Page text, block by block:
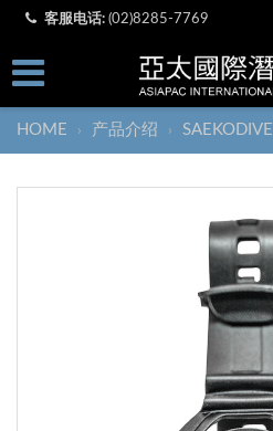
客服电话: (02)8285-7769
HOME › 产品介绍 › SAEKODIVE